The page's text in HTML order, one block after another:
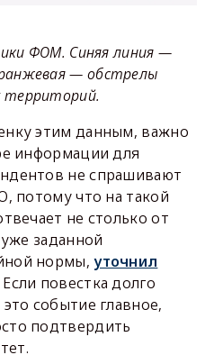
ФОМ. Синяя линия —
— обстрелы
территорий.
этим данным, важно
информации для
не спрашивают
потому что на такой
не столько от
заданной
нормы,уточнил
повестка долго
событие главное,
подтвердить